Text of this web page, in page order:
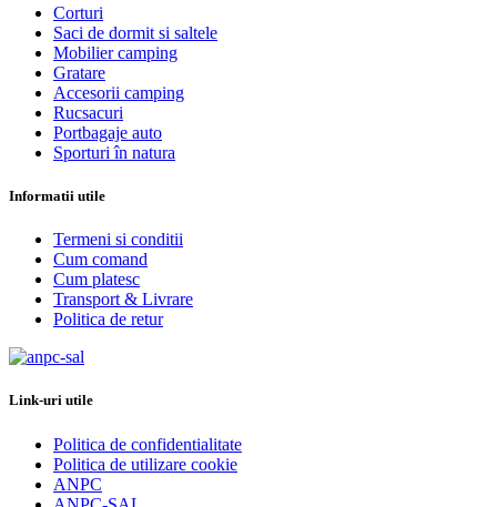
Corturi
Saci de dormit si saltele
Mobilier camping
Gratare
Accesorii camping
Rucsacuri
Portbagaje auto
Sporturi în natura
Informatii utile
Termeni si conditii
Cum comand
Cum platesc
Transport & Livrare
Politica de retur
Link-uri utile
Politica de confidentialitate
Politica de utilizare cookie
ANPC